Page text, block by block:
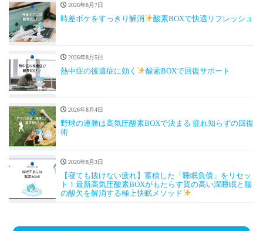
2026年8月7日
時差ボケをすっきり解消 酸素BOXで快適リフレッシュ
2026年8月5日
熱中症の後遺症に効く 酸素BOXで回復サポート
2026年8月4日
野球の連勝は高気圧酸素BOXで決まる 疲れ知らずの回復
術
2026年8月3日
【寝ても抜けない疲れ】蓄積した「睡眠負債」をリセッ
ト！最新高気圧酸素BOXがもたらす質の高い深睡眠と脳
の酸欠を解消する極上快眠メソッド